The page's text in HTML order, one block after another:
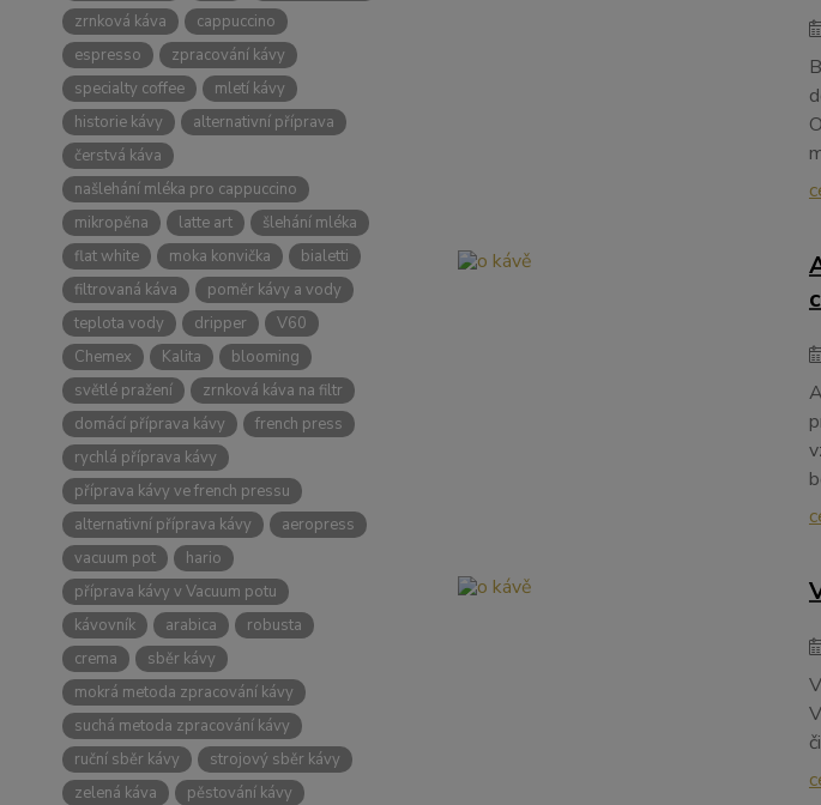
zrnková káva
cappuccino
espresso
zpracování kávy
specialty coffee
mletí kávy
historie kávy
alternativní příprava
čerstvá káva
našlehání mléka pro cappuccino
mikropěna
latte art
šlehání mléka
flat white
moka konvička
bialetti
filtrovaná káva
poměr kávy a vody
teplota vody
dripper
V60
Chemex
Kalita
blooming
světlé pražení
zrnková káva na filtr
domácí příprava kávy
french press
rychlá příprava kávy
příprava kávy ve french pressu
alternativní příprava kávy
aeropress
vacuum pot
hario
příprava kávy v Vacuum potu
kávovník
arabica
robusta
crema
sběr kávy
mokrá metoda zpracování kávy
suchá metoda zpracování kávy
ruční sběr kávy
strojový sběr kávy
zelená káva
pěstování kávy